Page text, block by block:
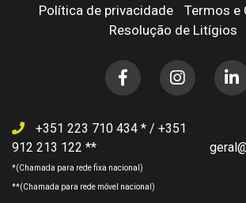
Política de privacidade
Termos e
Resolução de Litígios
+351 223 710 434 / +351
912 213 122